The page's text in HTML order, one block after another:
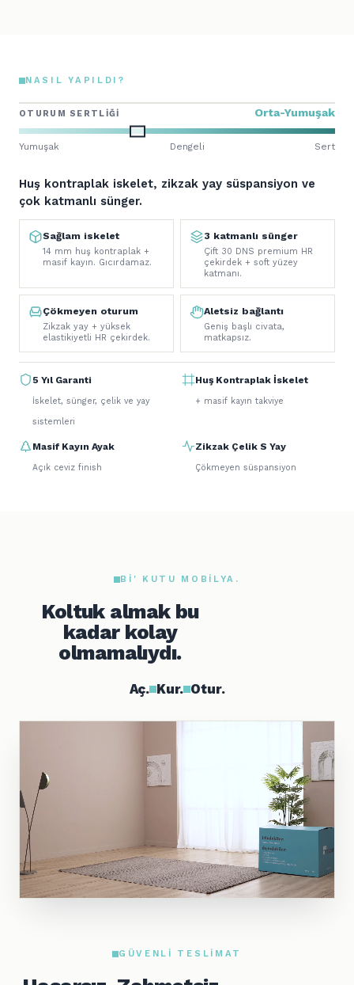
NASIL YAPILDI?
Huş kontraplak iskelet, zikzak yay süspansiyon ve
çok katmanlı sünger.
Sağlam iskelet
14 mm huş kontraplak +
masif kayın. Gıcırdamaz.
3 katmanlı sünger
Çift 30 DNS premium HR
çekirdek + soft yüzey
katmanı.
Çökmeyen oturum
Zikzak yay + yüksek
elastikiyetli HR çekirdek.
Aletsiz bağlantı
Geniş başlı civata,
matkapsız.
5 Yıl Garanti
İskelet, sünger, çelik ve yay
sistemleri
Huş Kontraplak İskelet
+ masif kayın takviye
Masif Kayın Ayak
Açık ceviz finish
Zikzak Çelik S Yay
Çökmeyen süspansiyon
OTURUM SERTLIĞI Orta-Yumuşak
Yumuşak Dengeli Sert
BI' KUTU MOBILYA.
Koltuk almak bu
kadar kolay
olmamalıydı.
Aç. Kur. Otur.
GÜVENLI TESLIMAT